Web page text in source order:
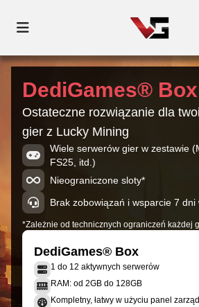
DediGames® Box
Ostateczne rozwiązanie dla
gier z Lucky Mining
Wiele serwerów gier w zestawie
FS25, itd.)
Nieograniczone sloty*
Brak zobowiązań i wsparcie 7 dni
*Zależnie od technicznych ograniczeń każdej
DediGames® Box
1 do 12 aktywnych serwerów
RAM: od 2GB do 128GB
Kompletny, łatwy w użyciu panel